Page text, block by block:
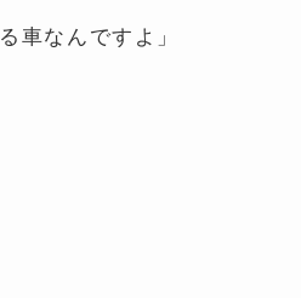
車なんですよ」